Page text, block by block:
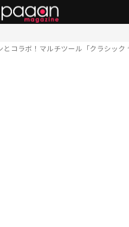
コラボ！マルチツール「クラシッ